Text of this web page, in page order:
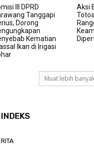
III DPRD
Tanggapi
Dorong
Kematian
Ikan di Irigasi
Aksi
Muat lebih
INDEKS